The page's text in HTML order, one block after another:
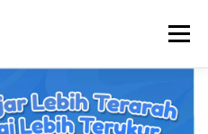
Menu
JADI PENGAJAR